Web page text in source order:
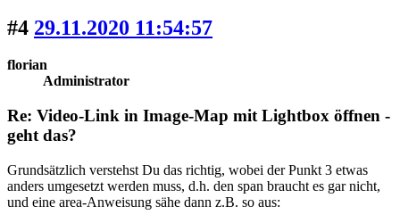
#4 29.11.2020 11:54:57
florian
Administrator
Re: Video-Link in Image-Map mit Lightbox öffnen -
geht das?
Grundsätzlich verstehst Du das richtig, wobei der Punkt 3 etwas
anders umgesetzt werden muss, d.h. den span braucht es gar nicht,
und eine area-Anweisung sähe dann z.B. so aus: